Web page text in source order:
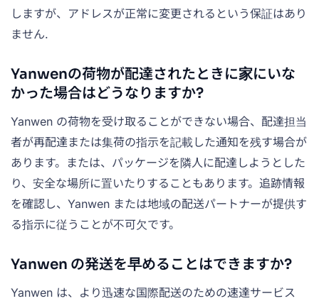
しますが、アドレスが正常に変更されるという保証はあり
ません.
Yanwenの荷物が配達されたときに家にいな
かった場合はどうなりますか?
Yanwen の荷物を受け取ることができない場合、配達担当
者が再配達または集荷の指示を記載した通知を残す場合が
あります。または、パッケージを隣人に配達しようとした
り、安全な場所に置いたりすることもあります。追跡情報
を確認し、Yanwen または地域の配送パートナーが提供す
る指示に従うことが不可欠です。
Yanwen の発送を早めることはできますか?
Yanwen は、より迅速な国際配送のための速達サービス